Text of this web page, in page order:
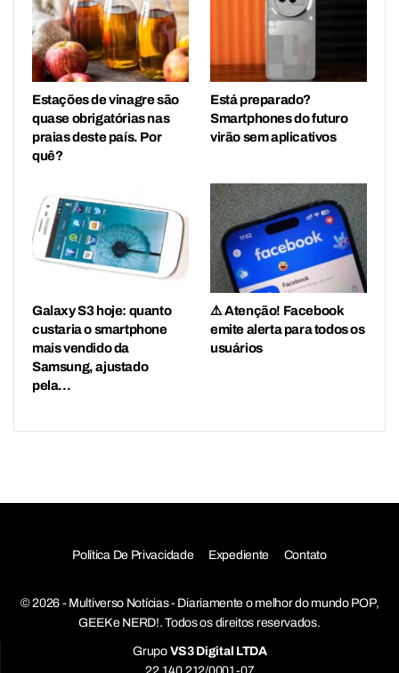
Estações de vinagre são
quase obrigatórias nas
praias deste país. Por
quê?
Está preparado?
Smartphones do futuro
virão sem aplicativos
Galaxy S3 hoje: quanto
custaria o smartphone
mais vendido da
Samsung, ajustado
pela…
⚠️ Atenção! Facebook
emite alerta para todos os
usuários
Política De Privacidade Expediente Contato
© 2026 - Multiverso Notícias - Diariamente o melhor do mundo POP,
GEEK e NERD!. Todos os direitos reservados.
Grupo VS3 Digital LTDA